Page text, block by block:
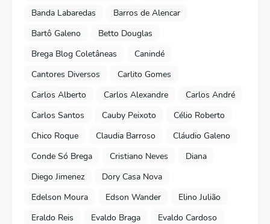
Banda Labaredas
Barros de Alencar
Bartô Galeno
Betto Douglas
Brega Blog Coletâneas
Canindé
Cantores Diversos
Carlito Gomes
Carlos Alberto
Carlos Alexandre
Carlos André
Carlos Santos
Cauby Peixoto
Célio Roberto
Chico Roque
Claudia Barroso
Cláudio Galeno
Conde Só Brega
Cristiano Neves
Diana
Diego Jimenez
Dory Casa Nova
Edelson Moura
Edson Wander
Elino Julião
Eraldo Reis
Evaldo Braga
Evaldo Cardoso